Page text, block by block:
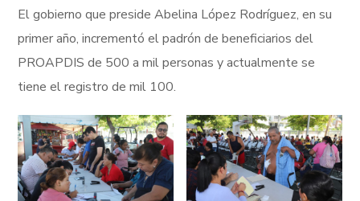
El gobierno que preside Abelina López Rodríguez, en su
primer año, incrementó el padrón de beneficiarios del
PROAPDIS de 500 a mil personas y actualmente se
tiene el registro de mil 100.